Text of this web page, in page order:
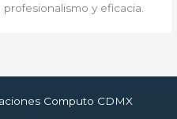
y eficacia.
Computo CDMX